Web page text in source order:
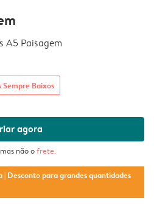
A5 Paisagem
Sempre Baixos
agora
não ofrete.
| Desconto para grandes quantidades